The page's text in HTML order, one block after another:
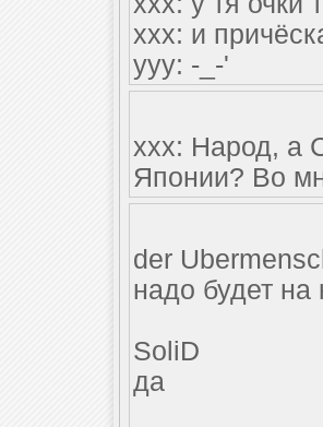
xxx: и
yyy: -_-'
xxx: Народ, а
Японии? Во
der
надо будет на
SoliD
да